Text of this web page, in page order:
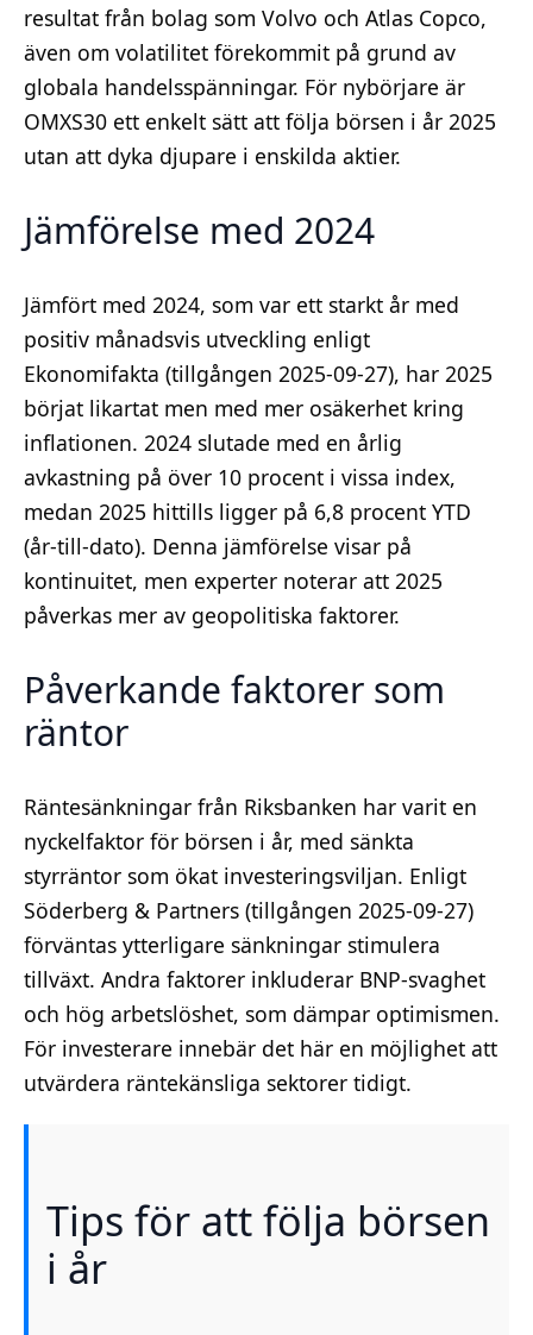
resultat från bolag som Volvo och Atlas Copco,
även om volatilitet förekommit på grund av
globala handelsspänningar. För nybörjare är
OMXS30 ett enkelt sätt att följa börsen i år 2025
utan att dyka djupare i enskilda aktier.
Jämförelse med 2024
Jämfört med 2024, som var ett starkt år med
positiv månadsvis utveckling enligt
Ekonomifakta (tillgången 2025-09-27), har 2025
börjat likartat men med mer osäkerhet kring
inflationen. 2024 slutade med en årlig
avkastning på över 10 procent i vissa index,
medan 2025 hittills ligger på 6,8 procent YTD
(år-till-dato). Denna jämförelse visar på
kontinuitet, men experter noterar att 2025
påverkas mer av geopolitiska faktorer.
Påverkande faktorer som
räntor
Räntesänkningar från Riksbanken har varit en
nyckelfaktor för börsen i år, med sänkta
styrräntor som ökat investeringsviljan. Enligt
Söderberg & Partners (tillgången 2025-09-27)
förväntas ytterligare sänkningar stimulera
tillväxt. Andra faktorer inkluderar BNP-svaghet
och hög arbetslöshet, som dämpar optimismen.
För investerare innebär det här en möjlighet att
utvärdera räntekänsliga sektorer tidigt.
Tips för att följa börsen
i år